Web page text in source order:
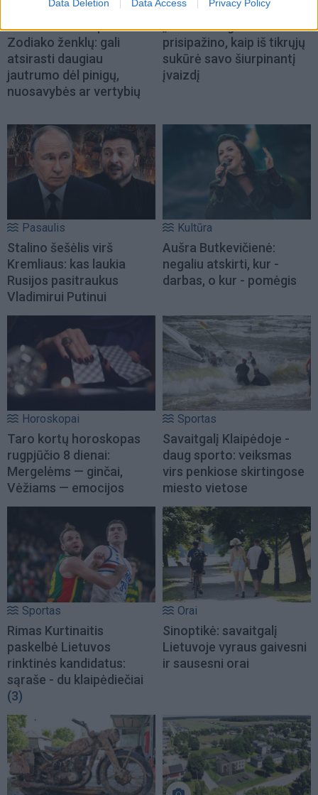
Data Deletion Data Access Privacy Policy
Horoskopai
Dienos horoskopas 12
Zodiako ženklų: gali
atsirasti daugiau
jautrumo dėl pinigų,
nuosavybės ar vertybių
Žmonės
„Zombė Angelina Jolie“
prisipažino, kaip iš tikrųjų
sukūrė savo šiurpinantį
įvaizdį
Pasaulis
Stalino šešėlis virš
Kremliaus: kas laukia
Rusijos pasitraukus
Vladimirui Putinui
Kultūra
Aušra Butkevičienė:
negaliu atskirti, kur -
darbas, o kur - pomėgis
Horoskopai
Taro kortų horoskopas
rugpjūčio 8 dienai:
Mergelėms — ginčai,
Vėžiams — emocijos
Sportas
Savaitgalį Klaipėdoje -
daug sporto: veiksmas
virs penkiose skirtingose
miesto vietose
Sportas
Rimas Kurtinaitis
paskelbė Lietuvos
rinktinės kandidatus:
sąraše - du klaipėdiečiai
(3)
Orai
Sinoptikė: savaitgalį
Lietuvoje vyraus gaivesni
ir sausesni orai